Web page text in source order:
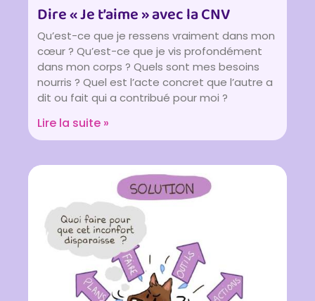
Dire « Je t’aime » avec la CNV
Qu’est-ce que je ressens vraiment dans mon
cœur ? Qu’est-ce que je vis profondément
dans mon corps ? Quels sont mes besoins
nourris ? Quel est l’acte concret que l’autre a
dit ou fait qui a contribué pour moi ?
Lire la suite »